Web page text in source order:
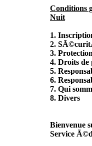
Conditions
Nuit
1.
2.
3.
4. Droits
5.
6.
7. Qui
8. Divers
Bienvenue
Service